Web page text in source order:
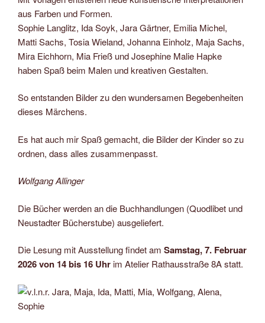
aus Farben und Formen.
Sophie Langlitz, Ida Soyk, Jara Gärtner, Emilia Michel,
Matti Sachs, Tosia Wieland, Johanna Einholz, Maja Sachs,
Mira Eichhorn, Mia Frieß und Josephine Malie Hapke
haben Spaß beim Malen und kreativen Gestalten.
So entstanden Bilder zu den wundersamen Begebenheiten
dieses Märchens.
Es hat auch mir Spaß gemacht, die Bilder der Kinder so zu
ordnen, dass alles zusammenpasst.
Wolfgang Allinger
Die Bücher werden an die Buchhandlungen (Quodlibet und
Neustadter Bücherstube) ausgeliefert.
Die Lesung mit Ausstellung findet am Samstag, 7. Februar
2026 von 14 bis 16 Uhrim Atelier Rathausstraße 8A statt.